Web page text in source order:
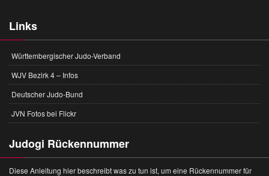
Links
Württembergischer Judo-Verband
WJV Bezirk 4 – Infos
Deutscher Judo-Bund
JVN Fotos bei Flickr
Judogi Rückennummer
Diese Anleitung hier beschreibt was zu tun ist, um eine Rückennummer für